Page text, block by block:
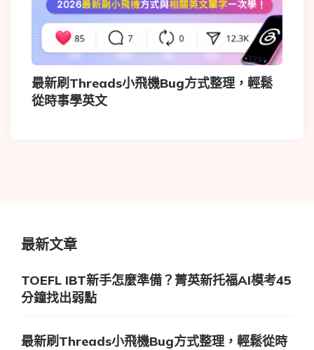
最新刷Threads小飛機Bug方式整理，輕鬆
從時事學英文
最新文章
TOEFL IBT新手怎麼準備？菁英新托福AI模考45
分鐘找出弱點
最新刷Threads小飛機Bug方式整理，輕鬆從時